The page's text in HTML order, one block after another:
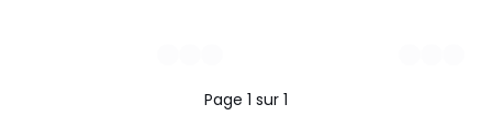
Page 1 sur 1